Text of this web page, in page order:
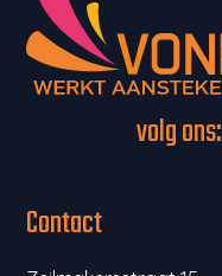
volg ons:
Contact